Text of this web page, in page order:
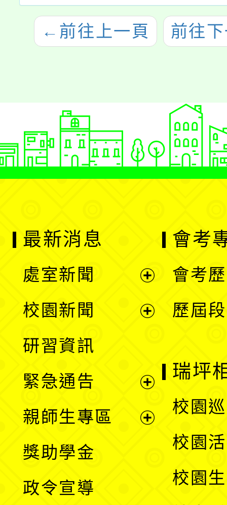
← 前往上一頁 前往
最新消息
處室新聞
單
校園新聞
選
單
研習資訊
緊急通告
親師生專區
獎助學金
政令宣導
會考
會考
歷屆
瑞坪
校園
校園
校園